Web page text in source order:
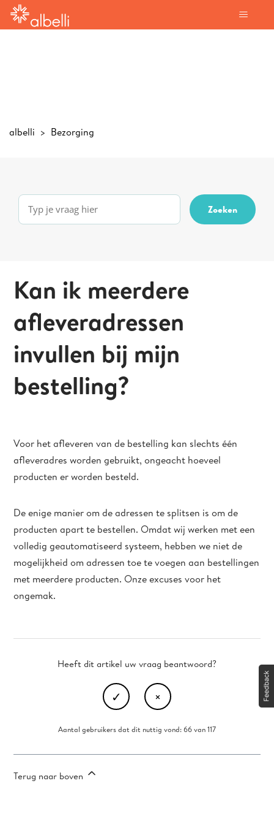
albelli Bezorging
Kan ik meerdere
afleveradressen
invullen bij mijn
bestelling?
Voor het afleveren van de bestelling kan slechts één
afleveradres worden gebruikt, ongeacht hoeveel
producten er worden besteld.
De enige manier om de adressen te splitsen is om de
producten apart te bestellen. Omdat wij werken met een
volledig geautomatiseerd systeem, hebben we niet de
mogelijkheid om adressen toe te voegen aan bestellingen
met meerdere producten. Onze excuses voor het
ongemak.
Heeft dit artikel uw vraag beantwoord?
Aantal gebruikers dat dit nuttig vond: 66 van 117
Terug naar boven